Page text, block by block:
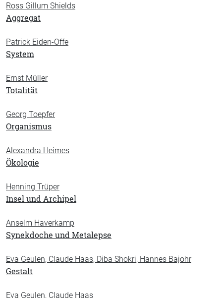
Ross Gillum Shields
Aggregat
Patrick Eiden-Offe
System
Ernst Müller
Totalität
Georg Toepfer
Organismus
Alexandra Heimes
Ökologie
Henning Trüper
Insel und Archipel
Anselm Haverkamp
Synekdoche und Metalepse
Eva Geulen, Claude Haas, Diba Shokri, Hannes Bajohr
Gestalt
Eva Geulen, Claude Haas